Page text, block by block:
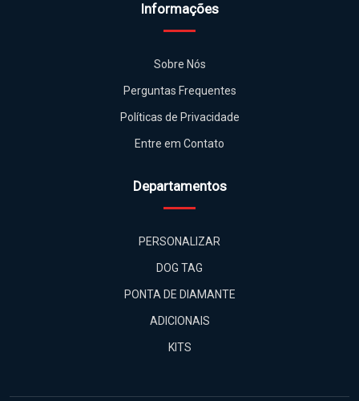
Informações
Sobre Nós
Perguntas Frequentes
Políticas de Privacidade
Entre em Contato
Departamentos
PERSONALIZAR
DOG TAG
PONTA DE DIAMANTE
ADICIONAIS
KITS